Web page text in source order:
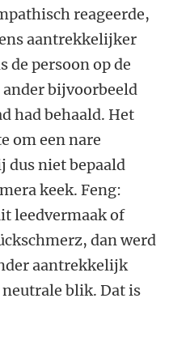
reageerde,
aantrekkelijker
de persoon op de
bijvoorbeeld
had behaald. Het
om een nare
dus niet bepaald
keek. Feng:
leedvermaak of
dan werd
aantrekkelijk
blik. Dat is